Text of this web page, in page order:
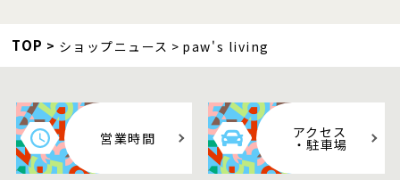
TOP ショップニュース paw's living
営業時間 アクセス
・駐車場